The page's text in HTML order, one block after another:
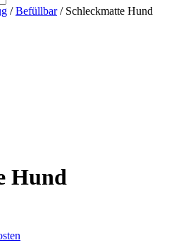
/Befüllbar/ Schleckmatte Hund
Hund